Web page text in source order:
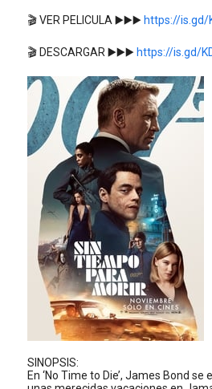
🎬 VER PELICULA ▶️▶️▶️ https://is.gd/
🎬 DESCARGAR ▶️▶️▶️ https://is.gd/
SINOPSIS:
En ‘No Time to Die’, James Bond